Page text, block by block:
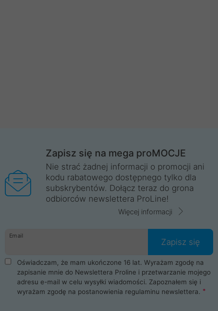
Zapisz się na mega proMOCJE
Nie strać żadnej informacji o promocji ani
kodu rabatowego dostępnego tylko dla
subskrybentów. Dołącz teraz do grona
odbiorców newslettera ProLine!
Więcej informacji
Email
Zapisz się
Oświadczam, że mam ukończone 16 lat. Wyrażam zgodę na
zapisanie mnie do Newslettera Proline i przetwarzanie mojego
adresu e-mail w celu wysyłki wiadomości. Zapoznałem się i
wyrażam zgodę na postanowienia regulaminu newslettera.